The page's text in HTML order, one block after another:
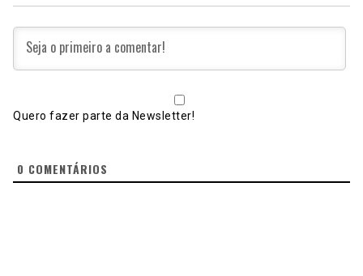
Quero fazer parte da Newsletter!
0 COMENTÁRIOS